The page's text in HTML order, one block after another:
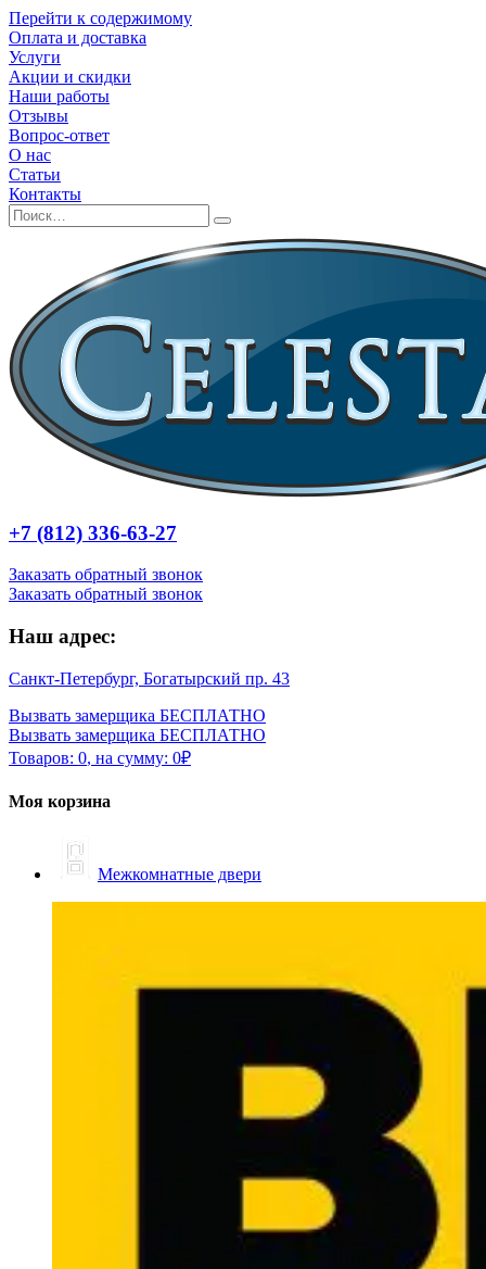
Перейти к содержимому
Оплата и доставка
Услуги
Акции и скидки
Наши работы
Отзывы
Вопрос-ответ
О нас
Статьи
Контакты
+7 (812) 336-63-27
Заказать обратный звонок
Заказать обратный звонок
Наш адрес:
Санкт-Петербург, Богатырский пр. 43
Вызвать замерщика БЕСПЛАТНО
Вызвать замерщика БЕСПЛАТНО
Товаров: 0, на сумму: 0₽
Моя корзина
Межкомнатные двери